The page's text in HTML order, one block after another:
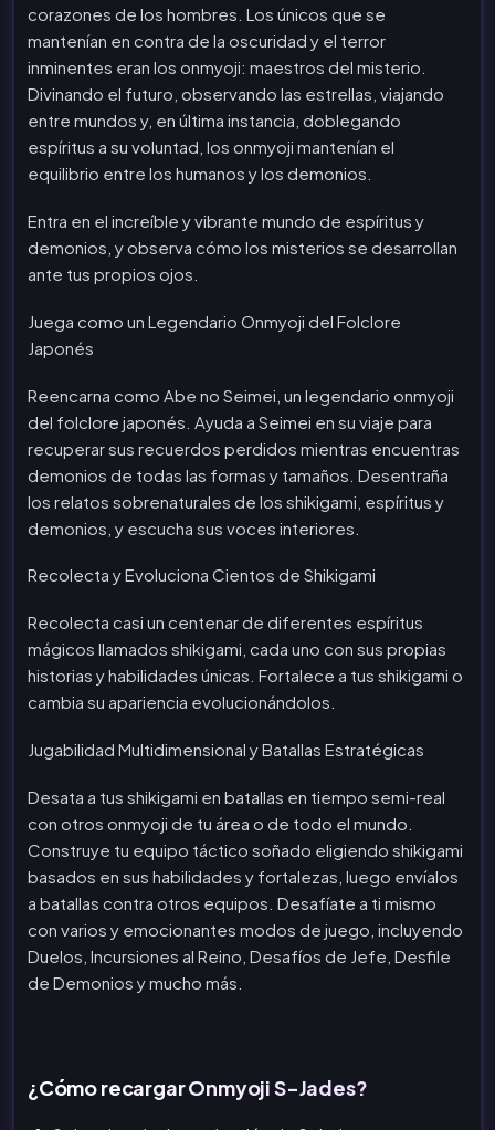
corazones de los hombres. Los únicos que se
mantenían en contra de la oscuridad y el terror
inminentes eran los onmyoji: maestros del misterio.
Divinando el futuro, observando las estrellas, viajando
entre mundos y, en última instancia, doblegando
espíritus a su voluntad, los onmyoji mantenían el
equilibrio entre los humanos y los demonios.
Entra en el increíble y vibrante mundo de espíritus y
demonios, y observa cómo los misterios se desarrollan
ante tus propios ojos.
Juega como un Legendario Onmyoji del Folclore
Japonés
Reencarna como Abe no Seimei, un legendario onmyoji
del folclore japonés. Ayuda a Seimei en su viaje para
recuperar sus recuerdos perdidos mientras encuentras
demonios de todas las formas y tamaños. Desentraña
los relatos sobrenaturales de los shikigami, espíritus y
demonios, y escucha sus voces interiores.
Recolecta y Evoluciona Cientos de Shikigami
Recolecta casi un centenar de diferentes espíritus
mágicos llamados shikigami, cada uno con sus propias
historias y habilidades únicas. Fortalece a tus shikigami o
cambia su apariencia evolucionándolos.
Jugabilidad Multidimensional y Batallas Estratégicas
Desata a tus shikigami en batallas en tiempo semi-real
con otros onmyoji de tu área o de todo el mundo.
Construye tu equipo táctico soñado eligiendo shikigami
basados en sus habilidades y fortalezas, luego envíalos
a batallas contra otros equipos. Desafíate a ti mismo
con varios y emocionantes modos de juego, incluyendo
Duelos, Incursiones al Reino, Desafíos de Jefe, Desfile
de Demonios y mucho más.
¿Cómo recargar Onmyoji S-Jades?